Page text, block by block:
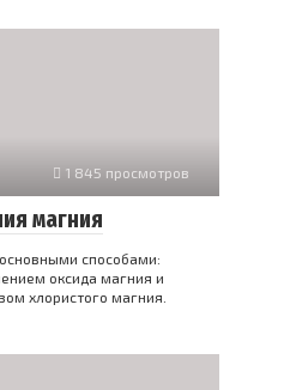
1 845 просмотров
магния
способами:
оксида магния и
хлористого магния.